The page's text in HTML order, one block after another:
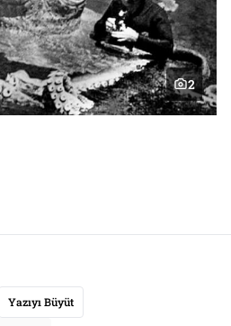
2
Yazıyı Büyüt